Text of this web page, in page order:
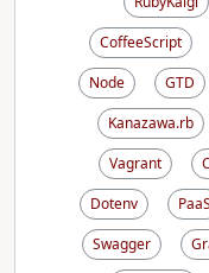
CoffeeScript
Node
GTD
Kanazawa.rb
Vagrant
Dotenv
PaaS
Swagger